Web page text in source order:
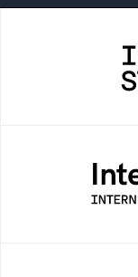
bidrar
Samlad
säker